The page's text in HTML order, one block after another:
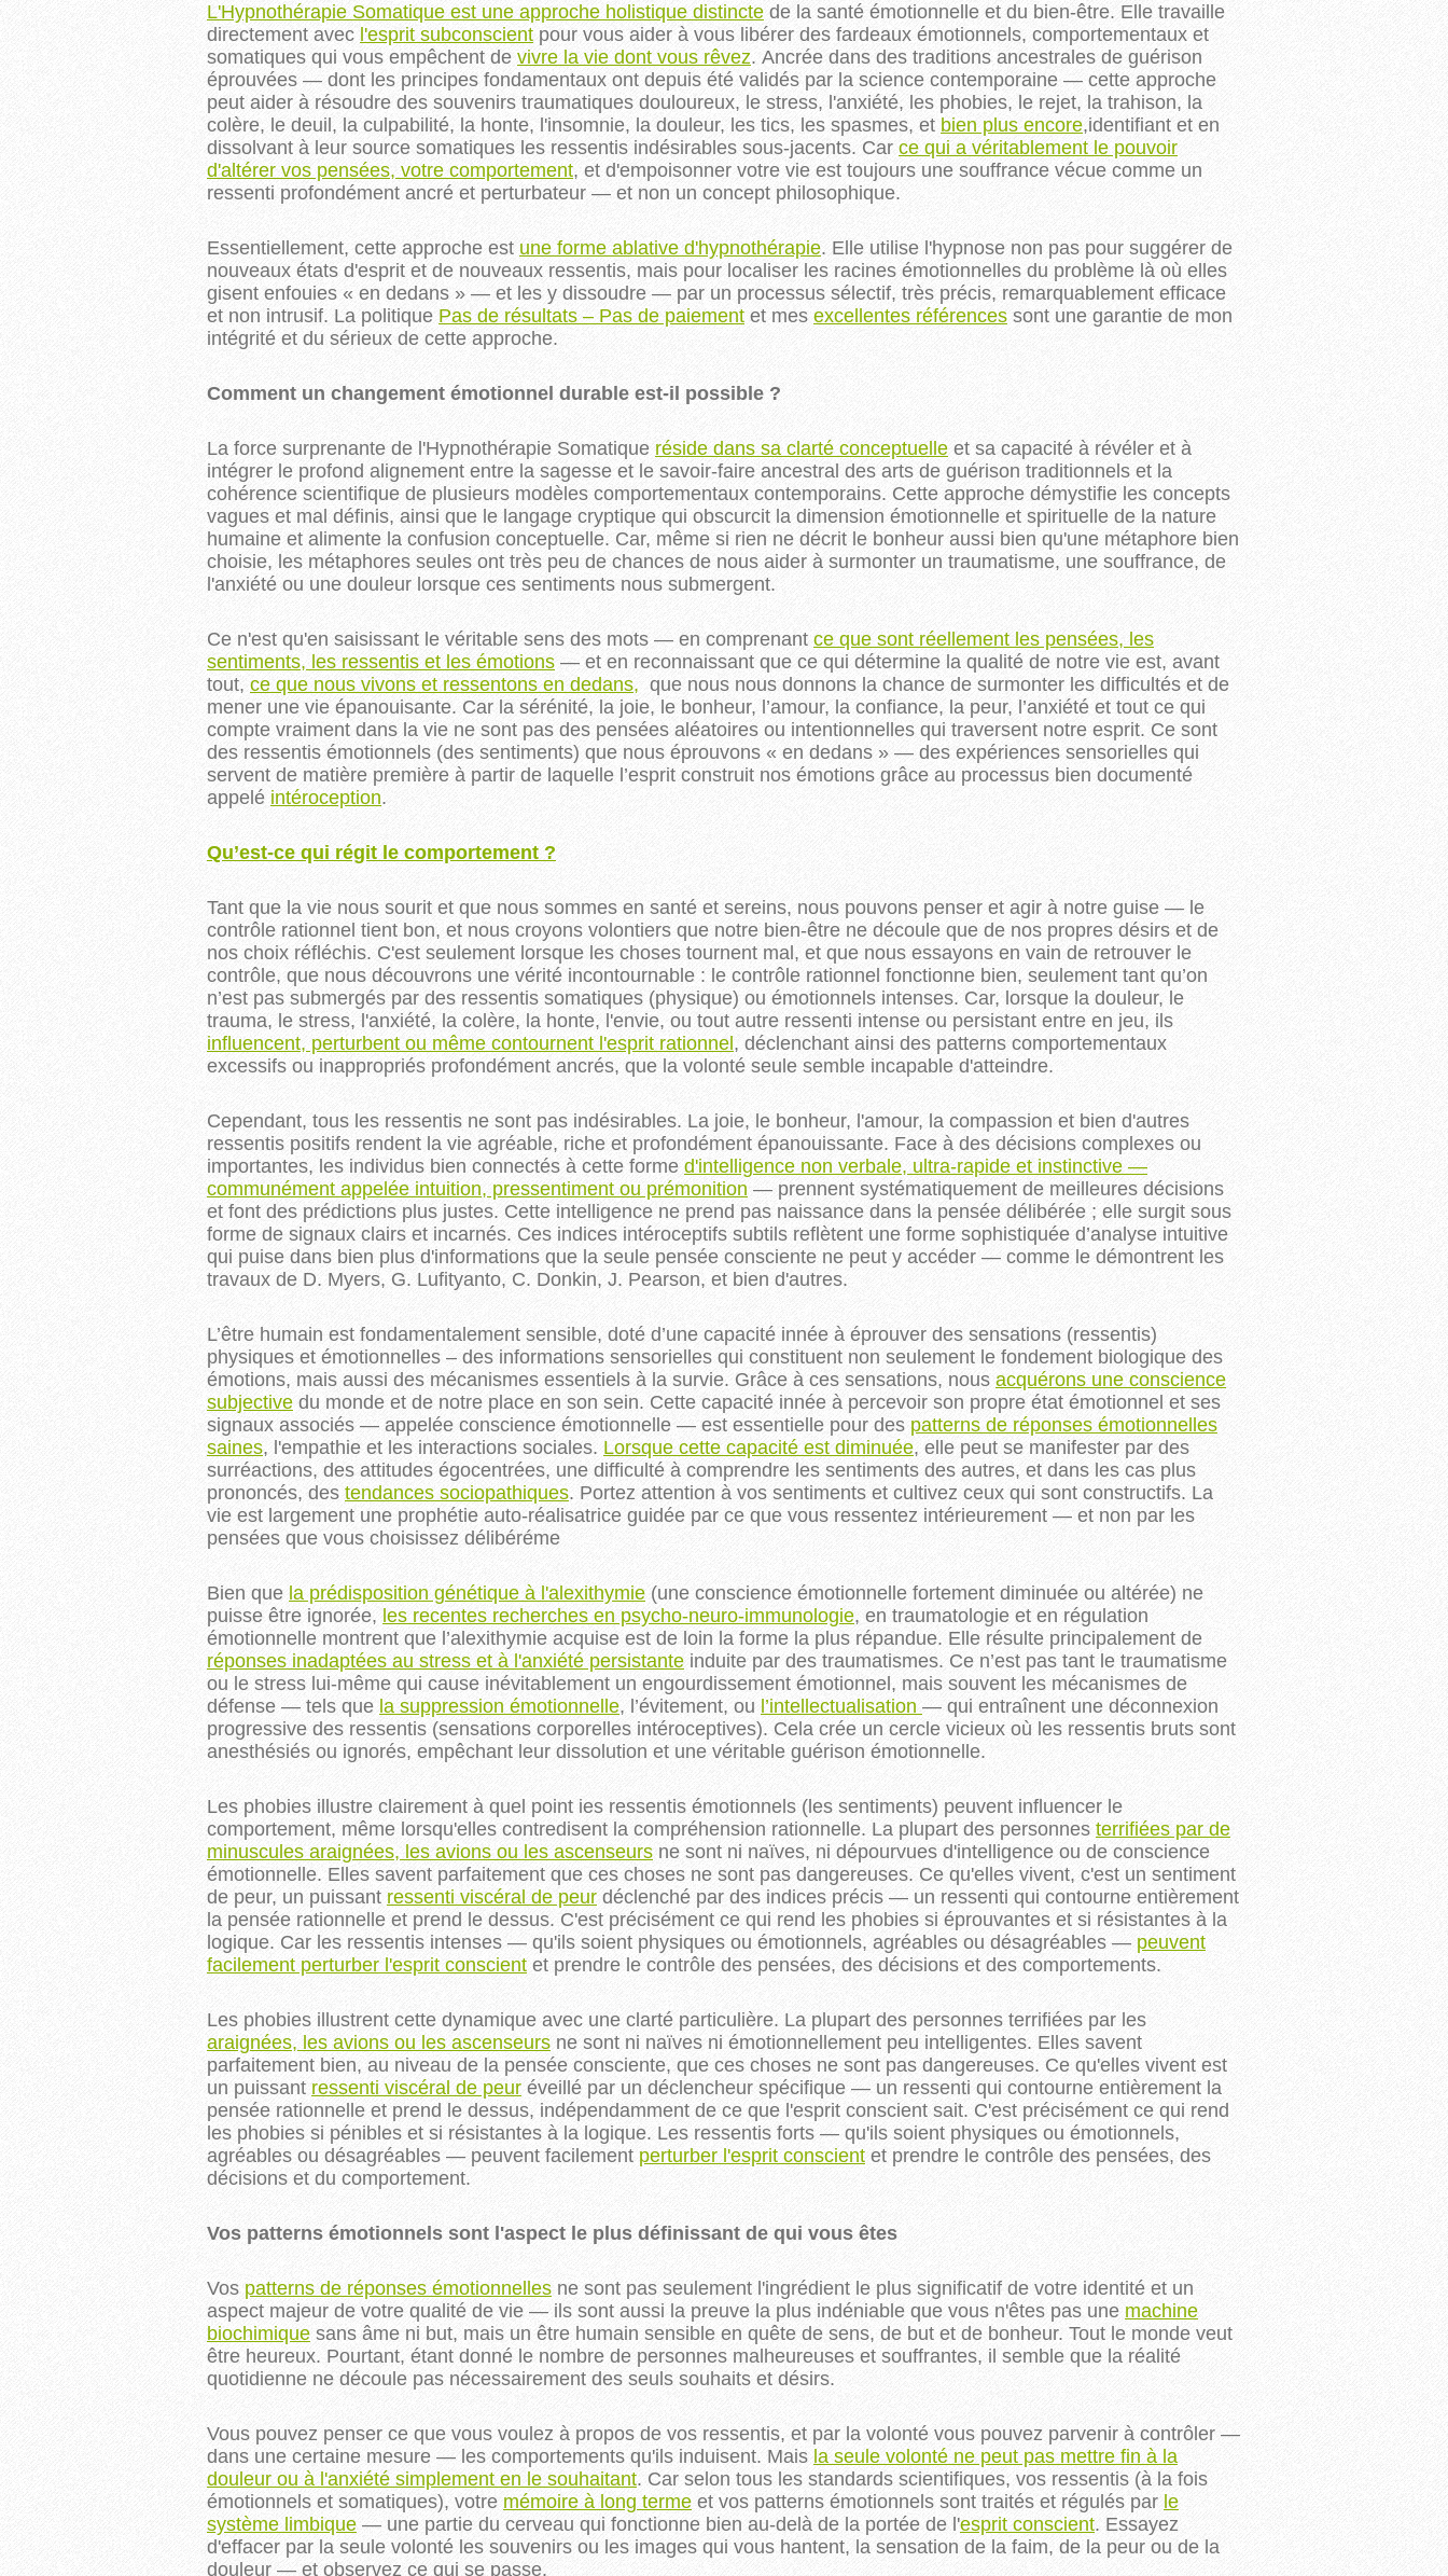
L'Hypnothérapie Somatique est une approche holistique distincte de la santé émotionnelle et du bien-être. Elle travaille
directement avec l'esprit subconscient pour vous aider à vous libérer des fardeaux émotionnels, comportementaux et
somatiques qui vous empêchent de vivre la vie dont vous rêvez. Ancrée dans des traditions ancestrales de guérison
éprouvées — dont les principes fondamentaux ont depuis été validés par la science contemporaine — cette approche
peut aider à résoudre des souvenirs traumatiques douloureux, le stress, l'anxiété, les phobies, le rejet, la trahison, la
colère, le deuil, la culpabilité, la honte, l'insomnie, la douleur, les tics, les spasmes, et bien plus encore,identifiant et en
dissolvant à leur source somatiques les ressentis indésirables sous-jacents. Car ce qui a véritablement le pouvoir
d'altérer vos pensées, votre comportement, et d'empoisonner votre vie est toujours une souffrance vécue comme un
ressenti profondément ancré et perturbateur — et non un concept philosophique.
Essentiellement, cette approche est une forme ablative d'hypnothérapie. Elle utilise l'hypnose non pas pour suggérer de
nouveaux états d'esprit et de nouveaux ressentis, mais pour localiser les racines émotionnelles du problème là où elles
gisent enfouies « en dedans » — et les y dissoudre — par un processus sélectif, très précis, remarquablement efficace
et non intrusif. La politique Pas de résultats – Pas de paiement et mes excellentes références sont une garantie de mon
intégrité et du sérieux de cette approche.
Comment un changement émotionnel durable est-il possible ?
La force surprenante de l'Hypnothérapie Somatique réside dans sa clarté conceptuelle et sa capacité à révéler et à
intégrer le profond alignement entre la sagesse et le savoir-faire ancestral des arts de guérison traditionnels et la
cohérence scientifique de plusieurs modèles comportementaux contemporains. Cette approche démystifie les concepts
vagues et mal définis, ainsi que le langage cryptique qui obscurcit la dimension émotionnelle et spirituelle de la nature
humaine et alimente la confusion conceptuelle. Car, même si rien ne décrit le bonheur aussi bien qu'une métaphore bien
choisie, les métaphores seules ont très peu de chances de nous aider à surmonter un traumatisme, une souffrance, de
l'anxiété ou une douleur lorsque ces sentiments nous submergent.
Ce n'est qu'en saisissant le véritable sens des mots — en comprenant ce que sont réellement les pensées, les
sentiments, les ressentis et les émotions — et en reconnaissant que ce qui détermine la qualité de notre vie est, avant
tout, ce que nous vivons et ressentons en dedans, que nous nous donnons la chance de surmonter les difficultés et de
mener une vie épanouisante. Car la sérénité, la joie, le bonheur, l’amour, la confiance, la peur, l’anxiété et tout ce qui
compte vraiment dans la vie ne sont pas des pensées aléatoires ou intentionnelles qui traversent notre esprit. Ce sont
des ressentis émotionnels (des sentiments) que nous éprouvons « en dedans » — des expériences sensorielles qui
servent de matière première à partir de laquelle l’esprit construit nos émotions grâce au processus bien documenté
appelé intéroception.
Qu’est-ce qui régit le comportement ?
Tant que la vie nous sourit et que nous sommes en santé et sereins, nous pouvons penser et agir à notre guise — le
contrôle rationnel tient bon, et nous croyons volontiers que notre bien-être ne découle que de nos propres désirs et de
nos choix réfléchis. C'est seulement lorsque les choses tournent mal, et que nous essayons en vain de retrouver le
contrôle, que nous découvrons une vérité incontournable : le contrôle rationnel fonctionne bien, seulement tant qu’on
n’est pas submergés par des ressentis somatiques (physique) ou émotionnels intenses. Car, lorsque la douleur, le
trauma, le stress, l'anxiété, la colère, la honte, l'envie, ou tout autre ressenti intense ou persistant entre en jeu, ils
influencent, perturbent ou même contournent l'esprit rationnel , déclenchant ainsi des patterns comportementaux
excessifs ou inappropriés profondément ancrés, que la volonté seule semble incapable d'atteindre.
Cependant, tous les ressentis ne sont pas indésirables. La joie, le bonheur, l'amour, la compassion et bien d'autres
ressentis positifs rendent la vie agréable, riche et profondément épanouissante. Face à des décisions complexes ou
importantes, les individus bien connectés à cette forme d'intelligence non verbale, ultra-rapide et instinctive —
communément appelée intuition, pressentiment ou prémonition — prennent systématiquement de meilleures décisions
et font des prédictions plus justes. Cette intelligence ne prend pas naissance dans la pensée délibérée ; elle surgit sous
forme de signaux clairs et incarnés. Ces indices intéroceptifs subtils reflètent une forme sophistiquée d’analyse intuitive
qui puise dans bien plus d'informations que la seule pensée consciente ne peut y accéder — comme le démontrent les
travaux de D. Myers, G. Lufityanto, C. Donkin, J. Pearson, et bien d'autres.
L’être humain est fondamentalement sensible, doté d’une capacité innée à éprouver des sensations (ressentis)
physiques et émotionnelles – des informations sensorielles qui constituent non seulement le fondement biologique des
émotions, mais aussi des mécanismes essentiels à la survie. Grâce à ces sensations, nous acquérons une conscience
subjective du monde et de notre place en son sein. Cette capacité innée à percevoir son propre état émotionnel et ses
signaux associés — appelée conscience émotionnelle — est essentielle pour des patterns de réponses émotionnelles
saines, l'empathie et les interactions sociales. Lorsque cette capacité est diminuée, elle peut se manifester par des
surréactions, des attitudes égocentrées, une difficulté à comprendre les sentiments des autres, et dans les cas plus
prononcés, des tendances sociopathiques. Portez attention à vos sentiments et cultivez ceux qui sont constructifs. La
vie est largement une prophétie auto-réalisatrice guidée par ce que vous ressentez intérieurement — et non par les
pensées que vous choisissez délibéréme
Bien que la prédisposition génétique à l'alexithymie (une conscience émotionnelle fortement diminuée ou altérée) ne
puisse être ignorée, les recentes recherches en psycho-neuro-immunologie, en traumatologie et en régulation
émotionnelle montrent que l’alexithymie acquise est de loin la forme la plus répandue. Elle résulte principalement de
réponses inadaptées au stress et à l'anxiété persistante induite par des traumatismes. Ce n’est pas tant le traumatisme
ou le stress lui-même qui cause inévitablement un engourdissement émotionnel, mais souvent les mécanismes de
défense — tels que la suppression émotionnelle, l’évitement, ou l’intellectualisation — qui entraînent une déconnexion
progressive des ressentis (sensations corporelles intéroceptives). Cela crée un cercle vicieux où les ressentis bruts sont
anesthésiés ou ignorés, empêchant leur dissolution et une véritable guérison émotionnelle.
Les phobies illustre clairement à quel point ies ressentis émotionnels (les sentiments) peuvent influencer le
comportement, même lorsqu'elles contredisent la compréhension rationnelle. La plupart des personnes terrifiées par de
minuscules araignées, les avions ou les ascenseurs ne sont ni naïves, ni dépourvues d'intelligence ou de conscience
émotionnelle. Elles savent parfaitement que ces choses ne sont pas dangereuses. Ce qu'elles vivent, c'est un sentiment
de peur, un puissant ressenti viscéral de peur déclenché par des indices précis — un ressenti qui contourne entièrement
la pensée rationnelle et prend le dessus. C'est précisément ce qui rend les phobies si éprouvantes et si résistantes à la
logique. Car les ressentis intenses — qu'ils soient physiques ou émotionnels, agréables ou désagréables — peuvent
facilement perturber l'esprit conscient et prendre le contrôle des pensées, des décisions et des comportements.
Les phobies illustrent cette dynamique avec une clarté particulière. La plupart des personnes terrifiées par les
araignées, les avions ou les ascenseurs ne sont ni naïves ni émotionnellement peu intelligentes. Elles savent
parfaitement bien, au niveau de la pensée consciente, que ces choses ne sont pas dangereuses. Ce qu'elles vivent est
un puissant ressenti viscéral de peur éveillé par un déclencheur spécifique — un ressenti qui contourne entièrement la
pensée rationnelle et prend le dessus, indépendamment de ce que l'esprit conscient sait. C'est précisément ce qui rend
les phobies si pénibles et si résistantes à la logique. Les ressentis forts — qu'ils soient physiques ou émotionnels,
agréables ou désagréables — peuvent facilement perturber l'esprit conscient et prendre le contrôle des pensées, des
décisions et du comportement.
Vos patterns émotionnels sont l'aspect le plus définissant de qui vous êtes
Vos patterns de réponses émotionnelles ne sont pas seulement l'ingrédient le plus significatif de votre identité et un
aspect majeur de votre qualité de vie — ils sont aussi la preuve la plus indéniable que vous n'êtes pas une machine
biochimique sans âme ni but, mais un être humain sensible en quête de sens, de but et de bonheur. Tout le monde veut
être heureux. Pourtant, étant donné le nombre de personnes malheureuses et souffrantes, il semble que la réalité
quotidienne ne découle pas nécessairement des seuls souhaits et désirs.
Vous pouvez penser ce que vous voulez à propos de vos ressentis, et par la volonté vous pouvez parvenir à contrôler —
dans une certaine mesure — les comportements qu'ils induisent. Mais la seule volonté ne peut pas mettre fin à la
douleur ou à l'anxiété simplement en le souhaitant. Car selon tous les standards scientifiques, vos ressentis (à la fois
émotionnels et somatiques), votre mémoire à long terme et vos patterns émotionnels sont traités et régulés par le
système limbique — une partie du cerveau qui fonctionne bien au-delà de la portée de l'esprit conscient. Essayez
d'effacer par la seule volonté les souvenirs ou les images qui vous hantent, la sensation de la faim, de la peur ou de la
douleur — et observez ce qui se passe.